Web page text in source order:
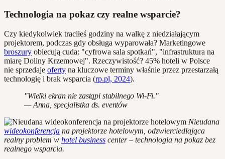
Technologia na pokaz czy realne wsparcie?
Czy kiedykolwiek traciłeś godziny na walkę z niedziałającym
projektorem, podczas gdy obsługa wyparowała? Marketingowe
broszury obiecują cuda: "cyfrowa sala spotkań", "infrastruktura na
miarę Doliny Krzemowej". Rzeczywistość? 45% hoteli w Polsce
nie sprzedaje oferty na kluczowe terminy właśnie przez przestarzałą
technologię i brak wsparcia (rp.pl, 2024).
"Wielki ekran nie zastąpi stabilnego Wi-Fi."
— Anna, specjalistka ds. eventów
Nieudana
wideokonferencja na projektorze hotelowym, odzwierciedlająca
realny problem w hotel business center – technologia na pokaz bez
realnego wsparcia.